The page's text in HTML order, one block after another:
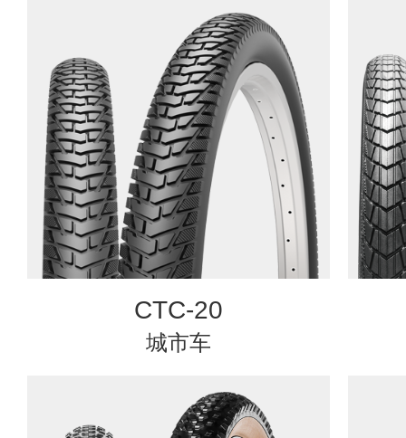
CTC-20
城市车